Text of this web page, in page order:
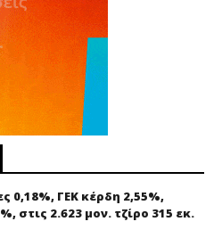
0,18%, ΓΕΚ κέρδη 2,55%,
στις 2.623 μον. τζίρο 315 εκ.